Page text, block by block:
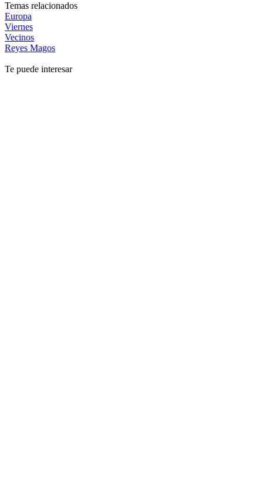
Temas relacionados
Europa
Viernes
Vecinos
Reyes Magos
Te puede interesar